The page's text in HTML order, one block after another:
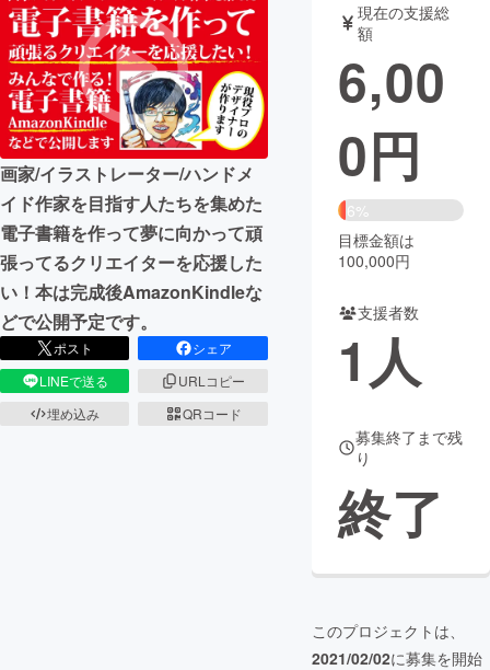
テクノロジー・ガジェット
映像・映画 書籍・雑誌
ビジネス・起業 チャレンジ
まちづくり・地域活性化
CAMPFIRE for Social Good
CAMPFIRE Creation
CAMPFIREふるさと納税machi-ya コミュニティ
画家/イラストレーター/ハンドメ
イド作家を目指す人たちを集めた
電子書籍を作って夢に向かって頑
張ってるクリエイターを応援した
い！本は完成後AmazonKindleな
どで公開予定です。
ポスト
シェア
LINEで送る
URLコピー
埋め込み
QRコード
現在の支援総
額
6,00
0円
6%
目標金額は
100,000円
支援者数
1人
募集終了まで残
り
終了
このプロジェクトは、
2021/02/02に募集を開始